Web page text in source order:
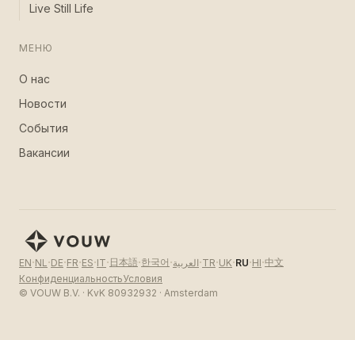
Live Still Life
МЕНЮ
О нас
Новости
События
Вакансии
EN·NL ·DE·FR·ES·IT· 日本語·한국어 ·العربية·TR·UK·RU·HI·中文
КонфиденциальностьУсловия
© VOUW B.V. · KvK 80932932 · Amsterdam